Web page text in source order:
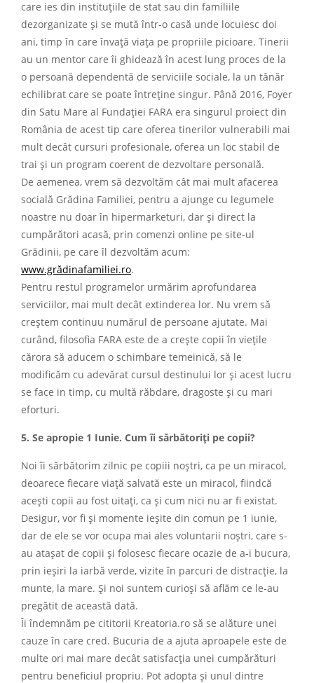
care ies din instituțiile de stat sau din familiile
dezorganizate și se mută într-o casă unde locuiesc doi
ani, timp în care învață viața pe propriile picioare. Tinerii
au un mentor care îi ghidează în acest lung proces de la
o persoană dependentă de serviciile sociale, la un tânăr
echilibrat care se poate întreține singur. Până 2016, Foyer
din Satu Mare al Fundației FARA era singurul proiect din
România de acest tip care oferea tinerilor vulnerabili mai
mult decât cursuri profesionale, oferea un loc stabil de
trai și un program coerent de dezvoltare personală.
De aemenea, vrem să dezvoltăm cât mai mult afacerea
socială Grădina Familiei, pentru a ajunge cu legumele
noastre nu doar în hipermarketuri, dar și direct la
cumpărători acasă, prin comenzi online pe site-ul
Grădinii, pe care îl dezvoltăm acum:
www.grădinafamiliei.ro.
Pentru restul programelor urmărim aprofundarea
serviciilor, mai mult decât extinderea lor. Nu vrem să
creștem continuu numărul de persoane ajutate. Mai
curând, filosofia FARA este de a crește copii în viețile
cărora să aducem o schimbare temeinică, să le
modificăm cu adevărat cursul destinului lor și acest lucru
se face in timp, cu multă răbdare, dragoste și cu mari
eforturi.
5. Se apropie 1 Iunie. Cum îi sărbătoriți pe copii?
Noi îi sărbătorim zilnic pe copiii noștri, ca pe un miracol,
deoarece fiecare viaţă salvată este un miracol, fiindcă
aceşti copii au fost uitaţi, ca şi cum nici nu ar fi existat.
Desigur, vor fi și momente ieșite din comun pe 1 iunie,
dar de ele se vor ocupa mai ales voluntarii noștri, care s-
au atașat de copii și folosesc fiecare ocazie de a-i bucura,
prin ieșiri la iarbă verde, vizite în parcuri de distracție, la
munte, la mare. Și noi suntem curioși să aflăm ce le-au
pregătit de această dată.
Îi îndemnăm pe cititorii Kreatoria.ro să se alăture unei
cauze în care cred. Bucuria de a ajuta aproapele este de
multe ori mai mare decât satisfacția unei cumpărături
pentru beneficiul propriu. Pot adopta și unul dintre